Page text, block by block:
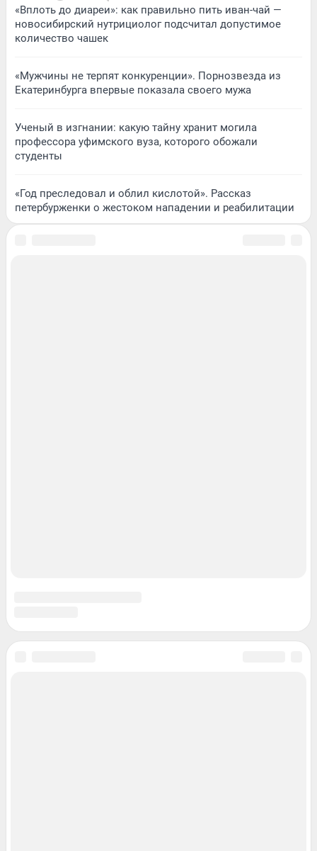
«Вплоть до диареи»: как правильно пить иван-чай —
новосибирский нутрициолог подсчитал допустимое
количество чашек
«Мужчины не терпят конкуренции». Порнозвезда из
Екатеринбурга впервые показала своего мужа
Ученый в изгнании: какую тайну хранит могила
профессора уфимского вуза, которого обожали
студенты
«Год преследовал и облил кислотой». Рассказ
петербурженки о жестоком нападении и реабилитации